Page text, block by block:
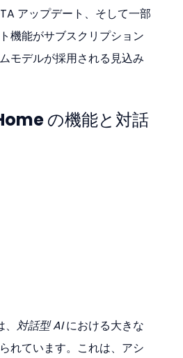
アップデート、そして一部
機能がサブスクリプション
モデルが採用される見込み
の機能と対話
、対話型 AI における大きな
れています。これは、アシ